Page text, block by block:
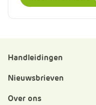
Handleidingen
Nieuwsbrieven
Over ons